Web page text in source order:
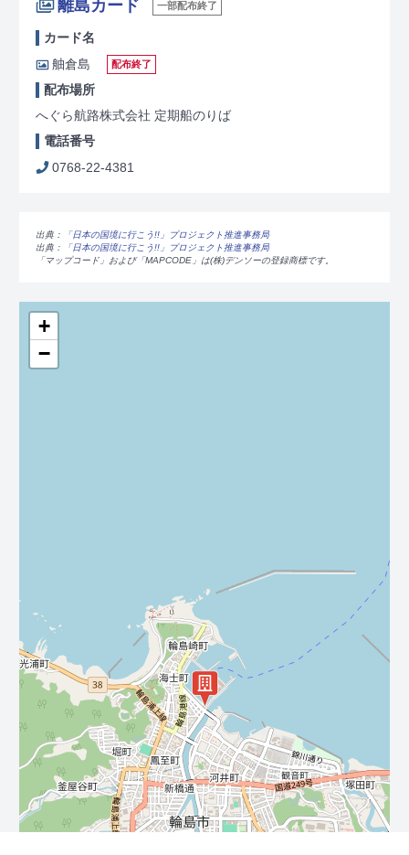
離島カード 一部配布終了
カード名
舳倉島
配布終了
配布場所
へぐら航路株式会社 定期船のりば
電話番号
0768-22-4381
出典：
「日本の国境に行こう!!」プロジェクト推進事務局
出典：
「日本の国境に行こう!!」プロジェクト推進事務局
「マップコード」および「MAPCODE」は(株)デンソーの登録商標です。
+
−